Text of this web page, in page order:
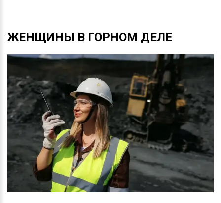
ЖЕНЩИНЫ В ГОРНОМ ДЕЛЕ